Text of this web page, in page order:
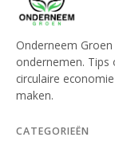
Onderneem
ondernemen.
circulaire
maken.
CATEGORIEËN